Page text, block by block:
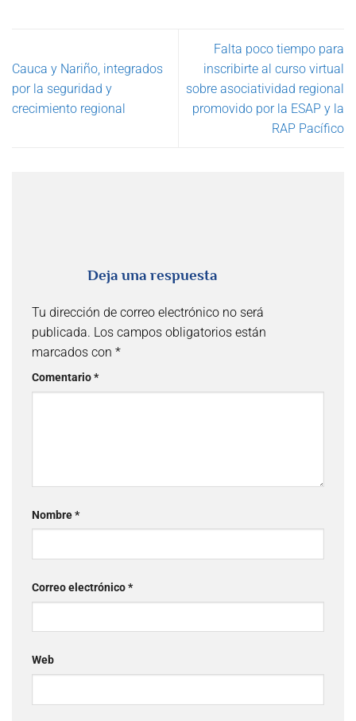
Cauca y Nariño, integrados
por la seguridad y
crecimiento regional
Falta poco tiempo para
inscribirte al curso virtual
sobre asociatividad regional
promovido por la ESAP y la
RAP Pacífico
Deja una respuesta
Tu dirección de correo electrónico no será
publicada. Los campos obligatorios están
marcados con *
Comentario*
Nombre*
Correo electrónico*
Web